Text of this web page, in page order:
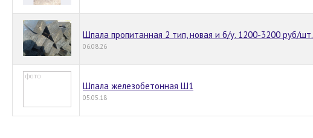
Шпала пропитанная 2 тип, новая и б/у. 1200-3200 руб/шт.
06.08.26
Шпала железобетонная Ш1
05.05.18